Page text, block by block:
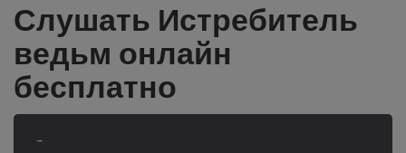
Слушать Истребитель
ведьм онлайн
бесплатно
-